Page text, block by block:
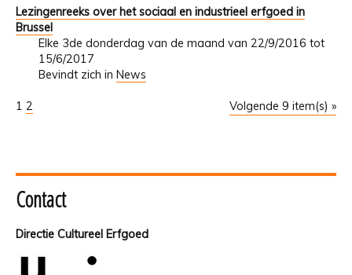
Lezingenreeks over het sociaal en industrieel erfgoed in
Brussel
Elke 3de donderdag van de maand van 22/9/2016 tot
15/6/2017
Bevindt zich in News
Volgende 9 item(s) »
1 2
Contact
Directie Cultureel Erfgoed